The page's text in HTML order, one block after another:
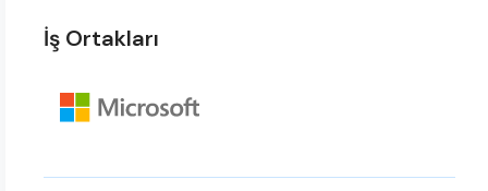
İş Ortakları